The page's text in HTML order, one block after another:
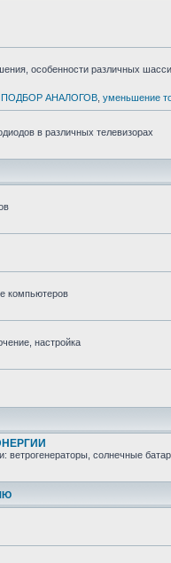
особенности различных
ПОДБОР АНАЛОГОВ уменьшение
в различных телевизорах
компьютеров
настройка
ветрогенераторы, солнечные